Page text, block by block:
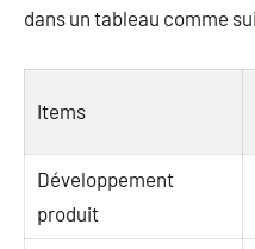
dans un tableau comme
Items
Développement
produit